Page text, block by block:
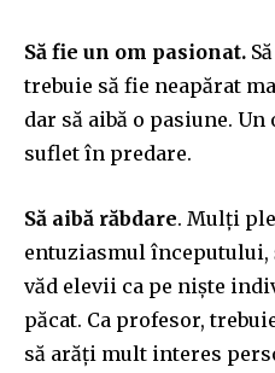
Să fie un om pasionat.
trebuie să fie neapărat
dar să aibă o pasiune.
suflet în predare.
Să aibă răbdare. Mulți
entuziasmul începutului,
văd elevii ca pe niște
păcat. Ca profesor,
să arăți mult interes